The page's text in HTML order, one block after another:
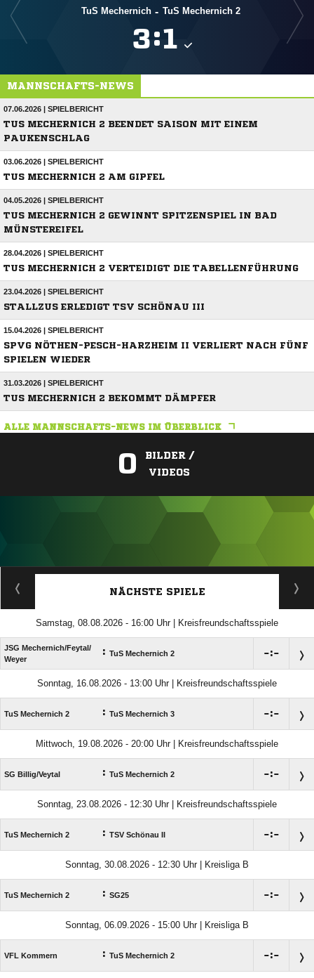
TuS Mechernich - TuS Mechernich 2
:
MANNSCHAFTS-NEWS
07.06.2026 | SPIELBERICHT
TUS MECHERNICH 2 BEENDET SAISON MIT EINEM
PAUKENSCHLAG
03.06.2026 | SPIELBERICHT
TUS MECHERNICH 2 AM GIPFEL
04.05.2026 | SPIELBERICHT
TUS MECHERNICH 2 GEWINNT SPITZENSPIEL IN BAD
MÜNSTEREIFEL
28.04.2026 | SPIELBERICHT
TUS MECHERNICH 2 VERTEIDIGT DIE TABELLENFÜHRUNG
23.04.2026 | SPIELBERICHT
STALLZUS ERLEDIGT TSV SCHÖNAU III
15.04.2026 | SPIELBERICHT
SPVG NÖTHEN-PESCH-HARZHEIM II VERLIERT NACH FÜNF
SPIELEN WIEDER
31.03.2026 | SPIELBERICHT
TUS MECHERNICH 2 BEKOMMT DÄMPFER
ALLE MANNSCHAFTS-NEWS IM ÜBERBLICK
0
BILDER /
VIDEOS
ANZEIGE
NÄCHSTE SPIELE
Samstag, 08.08.2026 - 16:00 Uhr | Kreisfreundschaftsspiele
JSG Mechernich/​Feytal/​
Weyer
: TuS Mechernich 2 :
Sonntag, 16.08.2026 - 13:00 Uhr | Kreisfreundschaftsspiele
TuS Mechernich 2 : TuS Mechernich 3 :
Mittwoch, 19.08.2026 - 20:00 Uhr | Kreisfreundschaftsspiele
SG Billig/​Veytal : TuS Mechernich 2 :
Sonntag, 23.08.2026 - 12:30 Uhr | Kreisfreundschaftsspiele
TuS Mechernich 2 : TSV Schönau II :
Sonntag, 30.08.2026 - 12:30 Uhr | Kreisliga B
TuS Mechernich 2 : SG25 :
Sonntag, 06.09.2026 - 15:00 Uhr | Kreisliga B
VFL Kommern : TuS Mechernich 2 :